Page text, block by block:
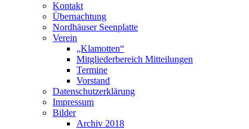
Kontakt
Übernachtung
Nordhäuser Seenplatte
Verein
„Klamotten“
Mitgliederbereich Mitteilungen
Termine
Vorstand
Datenschutzerklärung
Impressum
Bilder
Archiv 2018